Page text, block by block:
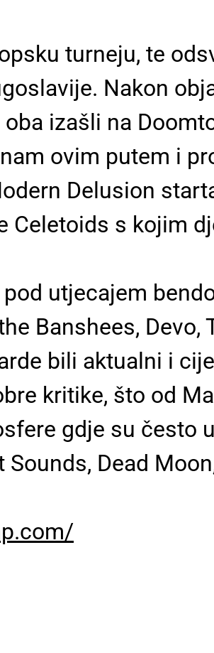
turneju, te
Nakon
izašli na
ovim putem i
Delusion
s kojim
utjecajem
Banshees, Devo,
bili aktualni i
kritike, što od
gdje su često
Dead